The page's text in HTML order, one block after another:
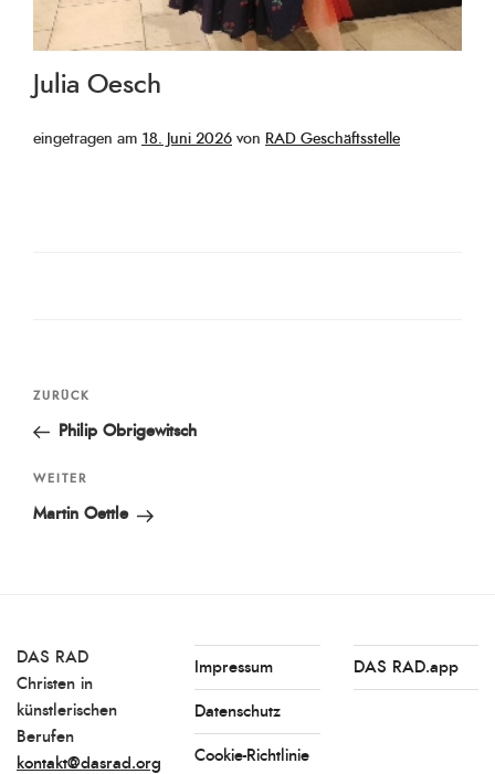
Julia Oesch
eingetragen am Veröffentlicht
18. Juni 2026 von RAD Geschäftsstelle
Beitragsnavigation
Vorheriger
Beitrag
ZURÜCK
Philip Obrigewitsch
Nächster
Beitrag
WEITER
Martin Oettle
DAS RAD
Christen in
künstlerischen
Berufen
kontakt@dasrad.org
Impressum
Datenschutz
Cookie-Richtlinie
DAS RAD.app